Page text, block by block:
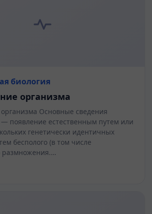
биология
организма
Основные сведения
появление естественным путем или
генетически идентичных
бесполого (в том числе
размножения.…